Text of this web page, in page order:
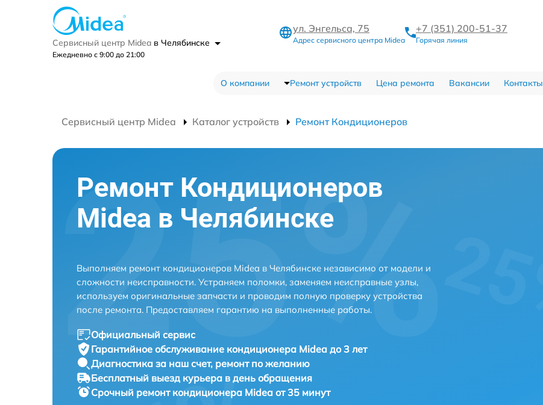
Сервисный центр Midea в Челябинске
Ежедневно с 9:00 до 21:00
ул. Энгельса, 75
Адрес сервисного центра Midea
+7 (351) 200-51-37
Горячая линия
О компании Ремонт устройств Цена ремонта Вакансии Контакты
Сервисный центр Midea Каталог устройств Ремонт Кондиционеров
Ремонт Кондиционеров
Midea в Челябинске
Выполняем ремонт кондиционеров Midea в Челябинске независимо от модели и
сложности неисправности. Устраняем поломки, заменяем неисправные узлы,
используем оригинальные запчасти и проводим полную проверку устройства
после ремонта. Предоставляем гарантию на выполненные работы.
Официальный сервис
Гарантийное обслуживание кондиционера Midea до 3 лет
Диагностика за наш счет, ремонт по желанию
Бесплатный выезд курьера в день обращения
Срочный ремонт кондиционера Midea от 35 минут